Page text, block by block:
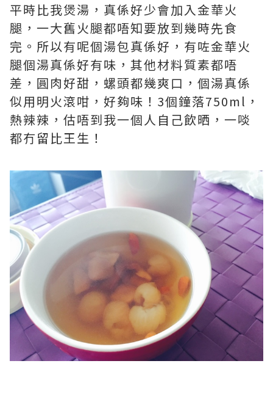
平時比我煲湯，真係好少會加入金華火
腿，一大舊火腿都唔知要放到幾時先食
完。所以有呢個湯包真係好，有咗金華火
腿個湯真係好有味，其他材料質素都唔
差，圓肉好甜，螺頭都幾爽口，個湯真係
似用明火滾咁，好夠味！3個鐘落750ml，
熱辣辣，估唔到我一個人自己飲晒，一啖
都冇留比王生！